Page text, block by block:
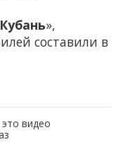
»,
составили в
видео